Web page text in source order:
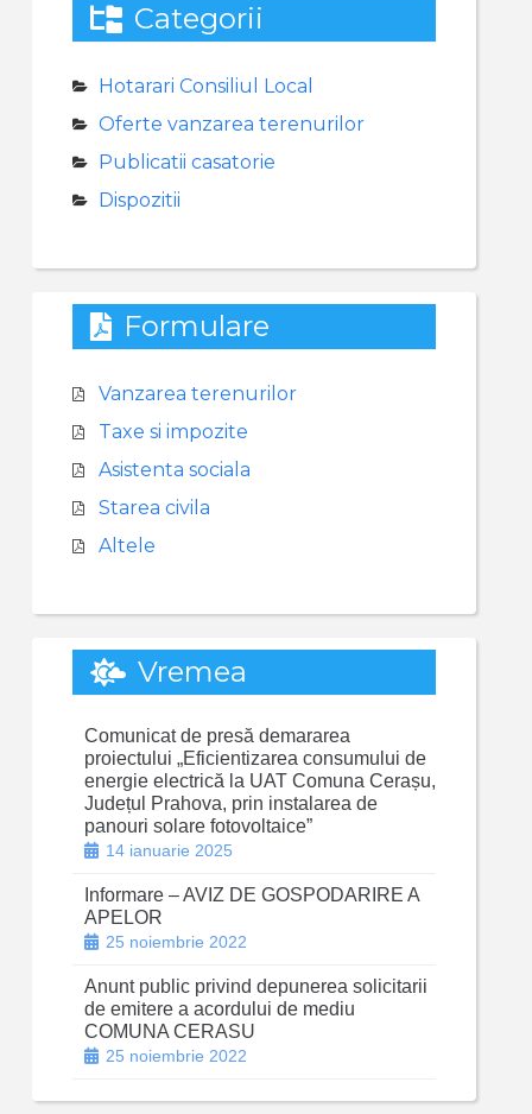
Categorii
Hotarari Consiliul Local
Oferte vanzarea terenurilor
Publicatii casatorie
Dispozitii
Formulare
Vanzarea terenurilor
Taxe si impozite
Asistenta sociala
Starea civila
Altele
Vremea
Comunicat de presă demararea
proiectului „Eficientizarea consumului de
energie electrică la UAT Comuna Cerașu,
Județul Prahova, prin instalarea de
panouri solare fotovoltaice”
14 ianuarie 2025
Informare – AVIZ DE GOSPODARIRE A
APELOR
25 noiembrie 2022
Anunt public privind depunerea solicitarii
de emitere a acordului de mediu
COMUNA CERASU
25 noiembrie 2022